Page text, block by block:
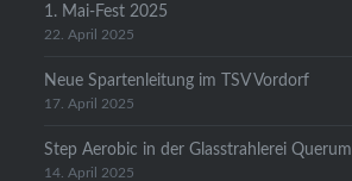
1. Mai-Fest 2025
22. April 2025
Neue Spartenleitung im TSV Vordorf
17. April 2025
Step Aerobic in der Glasstrahlerei Querum
14. April 2025